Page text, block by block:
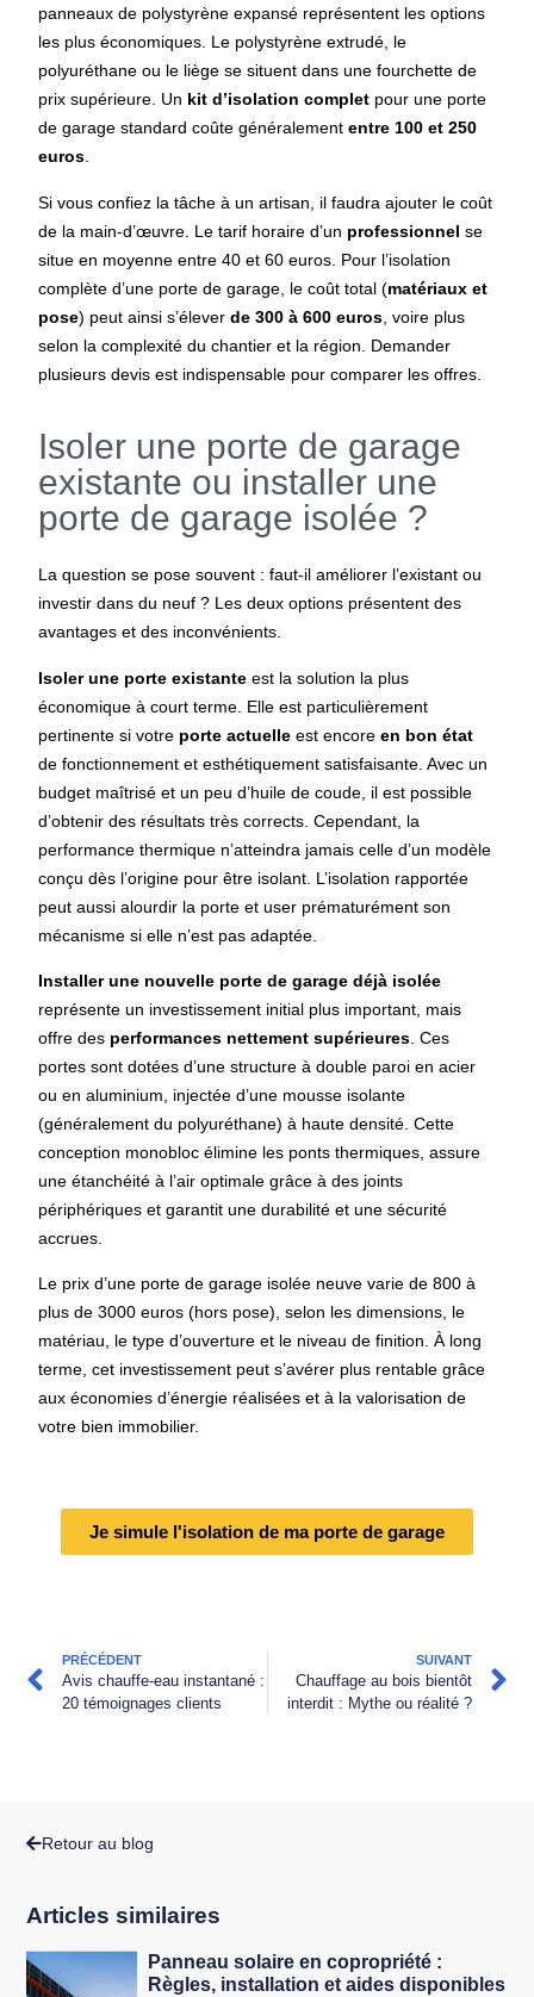
Retour au blog
Articles similaires
Panneau solaire en copropriété :
Règles, installation et aides disponibles
panneaux de polystyrène expansé représentent les options
les plus économiques. Le polystyrène extrudé, le
polyuréthane ou le liège se situent dans une fourchette de
prix supérieure. Un kit d’isolation complet pour une porte
de garage standard coûte généralemententre 100 et 250
euros.
Si vous confiez la tâche à un artisan, il faudra ajouter le coût
de la main-d’œuvre. Le tarif horaire d’un professionnel se
situe en moyenne entre 40 et 60 euros. Pour l’isolation
complète d’une porte de garage, le coût total (matériaux et
pose) peut ainsi s’éleverde 300 à 600 euros , voire plus
selon la complexité du chantier et la région. Demander
plusieurs devis est indispensable pour comparer les offres.
Isoler une porte de garage
existante ou installer une
porte de garage isolée ?
La question se pose souvent : faut-il améliorer l’existant ou
investir dans du neuf ? Les deux options présentent des
avantages et des inconvénients.
Isoler une porte existante est la solution la plus
économique à court terme. Elle est particulièrement
pertinente si votre porte actuelle est encoreen bon état
de fonctionnement et esthétiquement satisfaisante. Avec un
budget maîtrisé et un peu d’huile de coude, il est possible
d’obtenir des résultats très corrects. Cependant, la
performance thermique n’atteindra jamais celle d’un modèle
conçu dès l’origine pour être isolant. L’isolation rapportée
peut aussi alourdir la porte et user prématurément son
mécanisme si elle n’est pas adaptée.
Installer une nouvelle porte de garage déjà isolée
représente un investissement initial plus important, mais
offre des performances nettement supérieures . Ces
portes sont dotées d’une structure à double paroi en acier
ou en aluminium, injectée d’une mousse isolante
(généralement du polyuréthane) à haute densité. Cette
conception monobloc élimine les ponts thermiques, assure
une étanchéité à l’air optimale grâce à des joints
périphériques et garantit une durabilité et une sécurité
accrues.
Le prix d’une porte de garage isolée neuve varie de 800 à
plus de 3000 euros (hors pose), selon les dimensions, le
matériau, le type d’ouverture et le niveau de finition. À long
terme, cet investissement peut s’avérer plus rentable grâce
aux économies d’énergie réalisées et à la valorisation de
votre bien immobilier.
Je simule l'isolation de ma porte de garage
PRÉCÉDENT
Avis chauffe-eau instantané :
20 témoignages clients
SUIVANT
Chauffage au bois bientôt
interdit : Mythe ou réalité ?